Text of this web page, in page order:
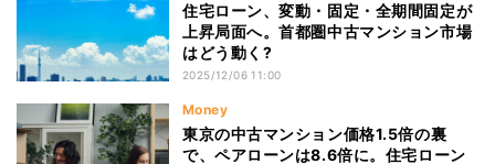
住宅ローン、変動・固定・全期間固定が
上昇局面へ。首都圏中古マンション市場
はどう動く?
2025/12/06 11:00
Money
東京の中古マンション価格1.5倍の裏
で、ペアローンは8.6倍に。住宅ローン